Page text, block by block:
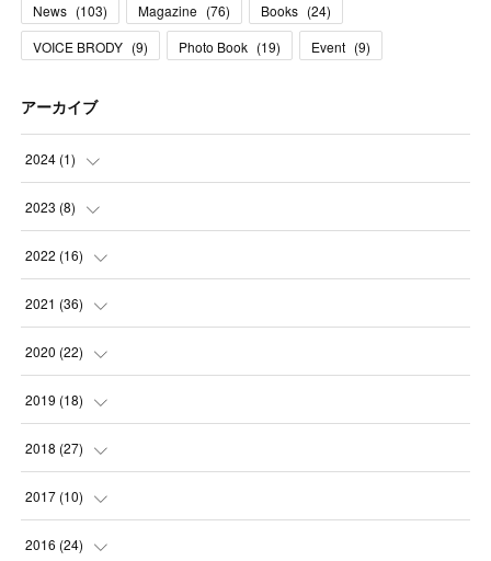
News (103) Magazine (76) Books (24)
VOICE BRODY (9) Photo Book (19) Event (9)
アーカイブ
2024(1)
( )
2023 (8)
(1
(1
(2
(1
2022 (16)
(1
(1
(1
(3
2021 (36)
(2
(3
(3
(6
2020 (22)
(2
(4
(1
(5
2019 (18)
(3
(2
(1
2018 (27)
(3
(1
2017(10)
(1
2016 (24)